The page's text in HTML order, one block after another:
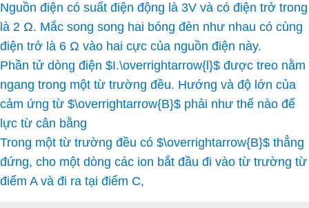
Nguồn điện có suất điện động là 3V và có điện trở trong
là 2 Ω. Mắc song song hai bóng đèn như nhau có cùng
điện trở là 6 Ω vào hai cực của nguồn điện này.
Phần tử dòng điện $I.\overrightarrow{l}$ được treo nằm
ngang trong một từ trường đều. Hướng và độ lớn của
cảm ứng từ $\overrightarrow{B}$ phải như thế nào để
lực từ cân bằng
Trong một từ trường đều có $\overrightarrow{B}$ thẳng
đứng, cho một dòng các ion bắt đầu đi vào từ trường từ
điểm A và đi ra tại điểm C,